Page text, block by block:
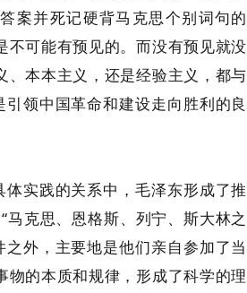
案并死记硬背马克思个别词句的
不可能有预见的。而没有预见就没
、本本主义，还是经验主义，都与
领中国革命和建设走向胜利的良
实践的关系中，毛泽东形成了推
马克思、恩格斯、列宁、斯大林之
外，主要地是他们亲自参加了当
物的本质和规律，形成了科学的理